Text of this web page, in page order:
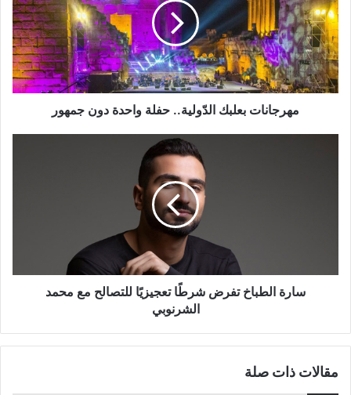
حفلة
واحدة
دون
جمهور
مهرجانات بعلبك الدّولية.. حفلة واحدة دون جمهور
الشرنوبي
سارة الطباخ تفرض شرطًا تعجيزيًا للتصالح مع محمد
الشرنوبي
مقالات ذات صلة